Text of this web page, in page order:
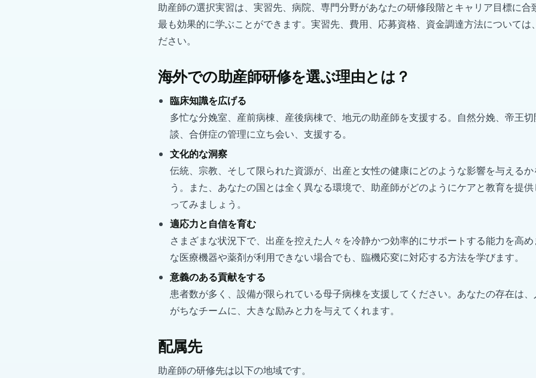
助産師の選択実習は、実習先、病院、専門分野があなたの研修段階とキャリア目標に合
最も効果的に学ぶことができます。実習先、費用、応募資格、資金調達方法については
ださい。
海外での助産師研修を選ぶ理由とは？
臨床知識を広げる
多忙な分娩室、産前病棟、産後病棟で、地元の助産師を支援する。自然分娩、帝王
談、合併症の管理に立ち会い、支援する。
文化的な洞察
伝統、宗教、そして限られた資源が、出産と女性の健康にどのような影響を与えるか
う。また、あなたの国とは全く異なる環境で、助産師がどのようにケアと教育を提
ってみましょう。
適応力と自信を育む
さまざまな状況下で、出産を控えた人々を冷静かつ効率的にサポートする能力を高
な医療機器や薬剤が利用できない場合でも、臨機応変に対応する方法を学びます。
意義のある貢献をする
患者数が多く、設備が限られている母子病棟を支援してください。あなたの存在は
がちなチームに、大きな励みと力を与えてくれます。
配属先
助産師の研修先は以下の地域です。